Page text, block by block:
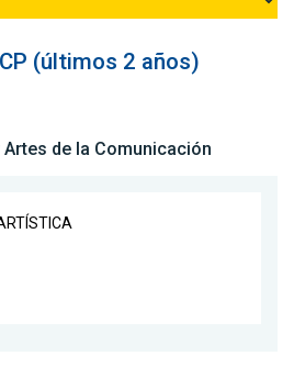
(últimos 2 años)
de la Comunicación